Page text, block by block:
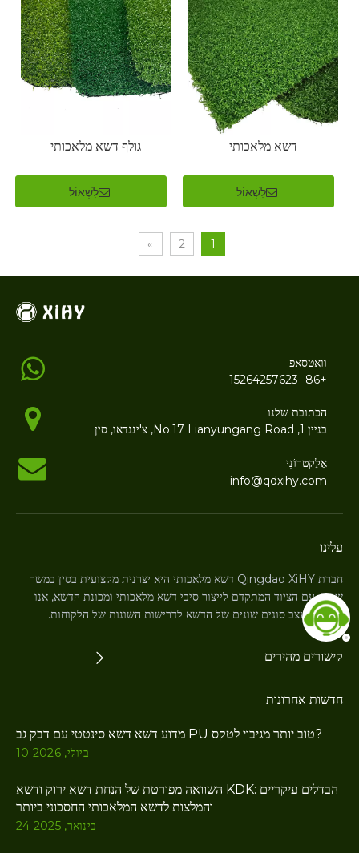
דשא מלאכותי
לִשְׁאוֹל
גולף דשא מלאכותי
לִשְׁאוֹל
1
2
»
וואטסאפ
+86- 15264257623
הכתובת שלנו
בניין 1, No.17 Lianyungang Road, צ'ינגדאו, סין
אֶלֶקטרוֹנִי
info@qdxihy.com
עלינו
חברת Qingdao XiHY דשא מלאכותי היא יצרנית מקצועית בסין במשך
שנים. עם הציוד המתקדם לייצור סיבי דשא מלאכותי ומכונת הדשא, אנו
יכולים לעצב סוגים שונים של הדשא לדרישות השונות של הלקוחות.
קישורים מהירים
חדשות אחרונות
מדוע דשא דשא סינטטי עם דבק גב PU טוב יותר מגיבוי לטקס?
10 ביולי, 2026
השוואה מפורטת של הנחת דשא ירוק ודשא KDK: הבדלים עיקריים
והמלצות לדשא המלאכותי החסכוני ביותר
24 בינואר, 2025